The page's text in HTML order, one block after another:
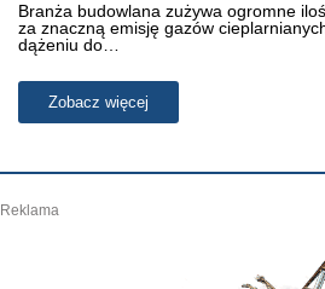
Branża budowlana zużywa ogromne
za znaczną emisję gazów
dążeniu do…
Zobacz więcej
Reklama